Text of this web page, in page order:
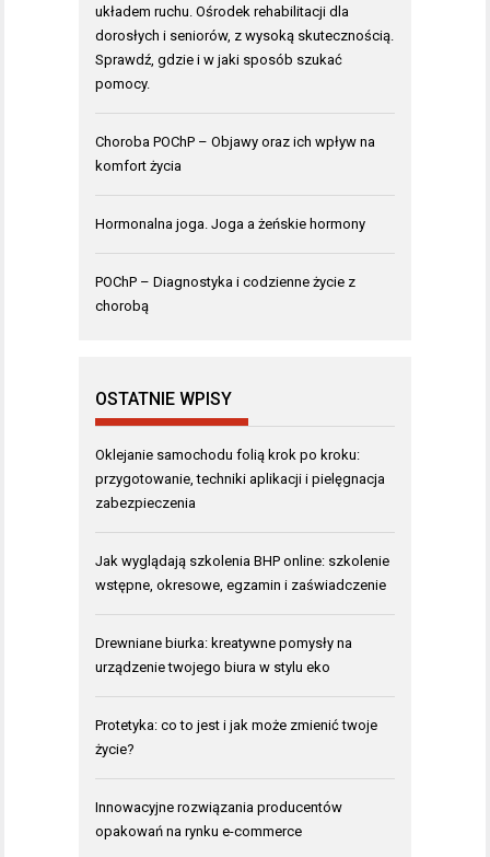
układem ruchu. Ośrodek rehabilitacji dla
dorosłych i seniorów, z wysoką skutecznością.
Sprawdź, gdzie i w jaki sposób szukać
pomocy.
Choroba POChP – Objawy oraz ich wpływ na
komfort życia
Hormonalna joga. Joga a żeńskie hormony
POChP – Diagnostyka i codzienne życie z
chorobą
OSTATNIE WPISY
Oklejanie samochodu folią krok po kroku:
przygotowanie, techniki aplikacji i pielęgnacja
zabezpieczenia
Jak wyglądają szkolenia BHP online: szkolenie
wstępne, okresowe, egzamin i zaświadczenie
Drewniane biurka: kreatywne pomysły na
urządzenie twojego biura w stylu eko
Protetyka: co to jest i jak może zmienić twoje
życie?
Innowacyjne rozwiązania producentów
opakowań na rynku e-commerce